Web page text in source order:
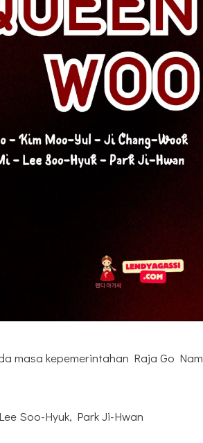
masa kepemerintahan Raja Go Nam
Soo-Hyuk, Park Ji-Hwan